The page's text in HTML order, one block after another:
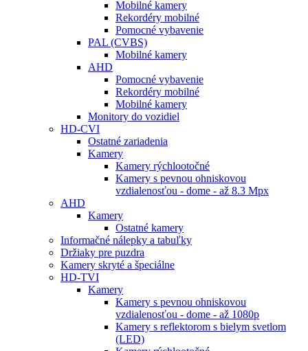
Mobilné kamery
Rekordéry mobilné
Pomocné vybavenie
PAL (CVBS)
Mobilné kamery
AHD
Pomocné vybavenie
Rekordéry mobilné
Mobilné kamery
Monitory do vozidiel
HD-CVI
Ostatné zariadenia
Kamery
Kamery rýchlootočné
Kamery s pevnou ohniskovou
vzdialenosťou - dome - až 8.3 Mpx
AHD
Kamery
Ostatné kamery
Informačné nálepky a tabuľky
Držiaky pre puzdra
Kamery skryté a špeciálne
HD-TVI
Kamery
Kamery s pevnou ohniskovou
vzdialenosťou - dome - až 1080p
Kamery s reflektorom s bielym svetlom
(LED)